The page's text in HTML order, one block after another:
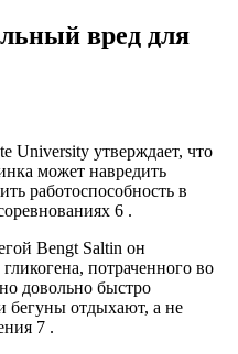
вред для
University утверждает, что
может навредить
работоспособность в
6 .
Bengt Saltin он
потраченного во
довольно быстро
бегуны отдыхают, а не
7 .